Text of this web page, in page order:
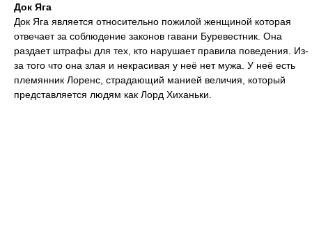
Док Яга
Док Яга является относительно пожилой женщиной которая
отвечает за соблюдение законов гавани Буревестник. Она
раздает штрафы для тех, кто нарушает правила поведения. Из-
за того что она злая и некрасивая у неё нет мужа. У неё есть
племянник Лоренс, страдающий манией величия, который
представляется людям как Лорд Хиханьки.